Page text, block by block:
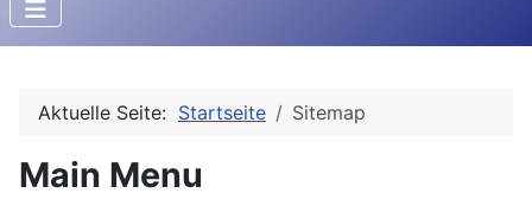
Aktuelle Seite: Startseite Sitemap
Main Menu